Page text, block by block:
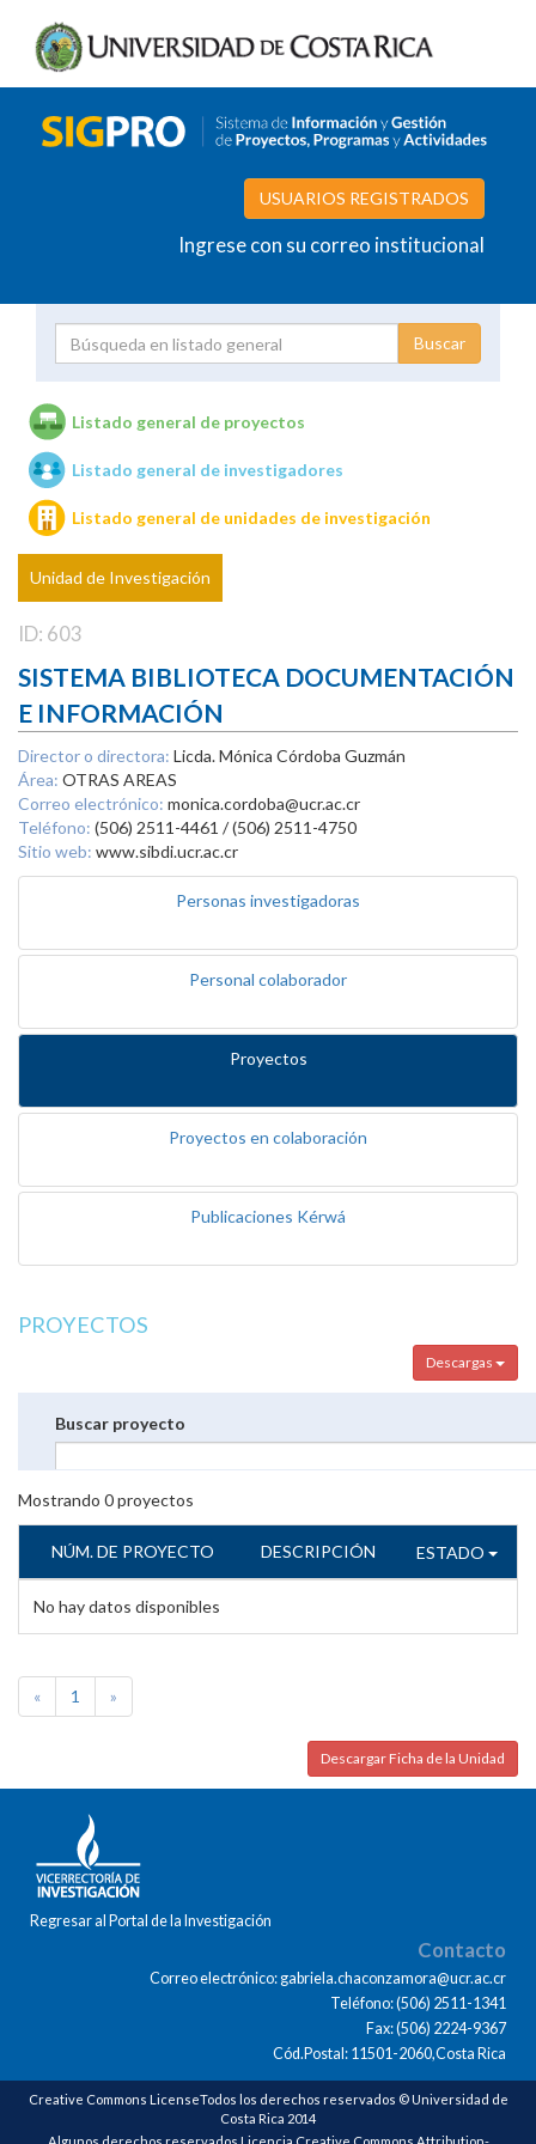
USUARIOS REGISTRADOS
Ingrese con su correo institucional
Unidades de investigación
Listado general de proyectos
Listado general de investigadores
Listado general de unidades de investigación
Unidad de Investigación
ID: 603
SISTEMA BIBLIOTECA DOCUMENTACIÓN
E INFORMACIÓN
Director o directora: Licda. Mónica Córdoba Guzmán
Área: OTRAS AREAS
Correo electrónico: monica.cordoba@ucr.ac.cr
Teléfono: (506) 2511-4461 / (506) 2511-4750
Sitio web: www.sibdi.ucr.ac.cr
Personas investigadoras
Personal colaborador
Proyectos
Proyectos en colaboración
Publicaciones Kérwá
PROYECTOS
Descargas
Buscar proyecto
Mostrando 0proyectos
NÚM. DE PROYECTO DESCRIPCIÓN ESTADO
No hay datos disponibles
« 1 »
Descargar Ficha de la Unidad
Regresar al Portal de la Investigación
Contacto
Correo electrónico: gabriela.chaconzamora@ucr.ac.cr
Teléfono: (506) 2511-1341
Fax: (506) 2224-9367
Cód.Postal: 11501-2060,Costa Rica
Creative Commons LicenseTodos los derechos reservados © Universidad de
Costa Rica 2014